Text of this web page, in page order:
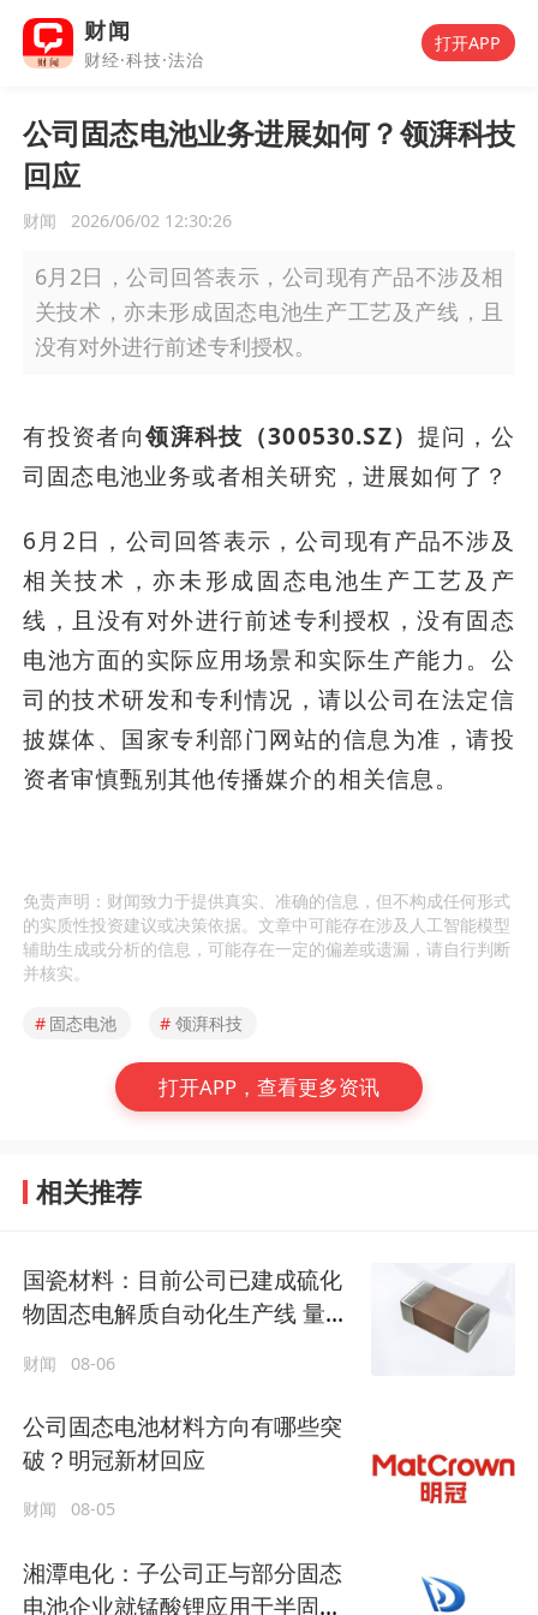
财闻
财经·科技·法治
打开APP
公司固态电池业务进展如何？领湃科技
回应
财闻 2026/06/02 12:30:26
6月2日，公司回答表示，公司现有产品不涉及相
关技术，亦未形成固态电池生产工艺及产线，且
没有对外进行前述专利授权。
有投资者向领湃科技（300530.SZ） 提问，公
司固态电池业务或者相关研究，进展如何了？
6月2日，公司回答表示，公司现有产品不涉及
相关技术，亦未形成固态电池生产工艺及产
线，且没有对外进行前述专利授权，没有固态
电池方面的实际应用场景和实际生产能力。公
司的技术研发和专利情况，请以公司在法定信
披媒体、国家专利部门网站的信息为准，请投
资者审慎甄别其他传播媒介的相关信息。
免责声明：财闻致力于提供真实、准确的信息，但不构成任何形式
的实质性投资建议或决策依据。文章中可能存在涉及人工智能模型
辅助生成或分析的信息，可能存在一定的偏差或遗漏，请自行判断
并核实。
# 固态电池 # 领湃科技
打开APP，查看更多资讯
相关推荐
国瓷材料：目前公司已建成硫化
物固态电解质自动化生产线 量产
财闻 08-06
公司固态电池材料方向有哪些突
破？明冠新材回应
财闻 08-05
湘潭电化：子公司正与部分固态
电池企业就锰酸锂应用于半固态/